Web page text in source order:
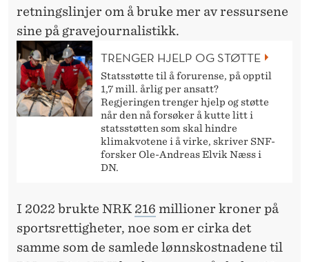
retningslinjer om å bruke mer av ressursene
sine på gravejournalistikk.
TRENGER HJELP OG STØTTE
Statsstøtte til å forurense, på opptil
1,7 mill. årlig per ansatt?
Regjeringen trenger hjelp og støtte
når den nå forsøker å kutte litt i
statsstøtten som skal hindre
klimakvotene i å virke, skriver SNF-
forsker Ole-Andreas Elvik Næss i
DN.
I 2022 brukte NRK 216 millioner kroner på
sportsrettigheter, noe som er cirka det
samme som de samlede lønnskostnadene til